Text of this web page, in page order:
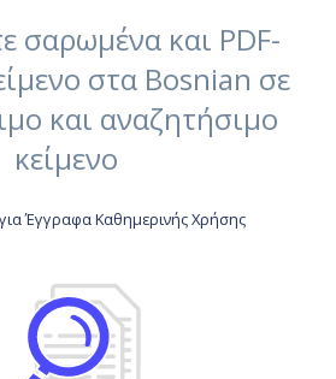
σαρωμένα και PDF-
στα Bosnian σε
και αναζητήσιμο
κείμενο
Έγγραφα Καθημερινής Χρήσης